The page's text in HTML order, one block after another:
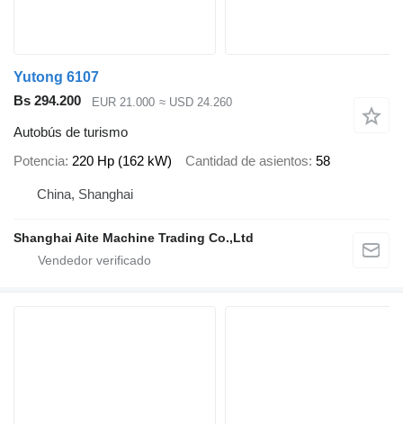
Yutong 6107
Bs 294.200
EUR 21.000 ≈ USD 24.260
Autobús de turismo
Potencia 220 Hp (162 kW) Cantidad de asientos 58
China, Shanghai
Shanghai Aite Machine Trading Co.,Ltd